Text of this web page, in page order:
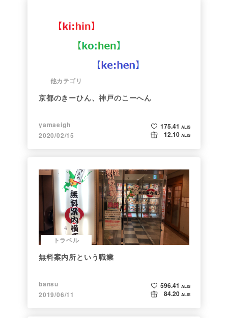
他カテゴリ
京都のきーひん、神戸のこーへん
yamaeigh
2020/02/15
175.41 ALIS
12.10 ALIS
トラベル
無料案内所という職業
bansu
2019/06/11
596.41 ALIS
84.20 ALIS